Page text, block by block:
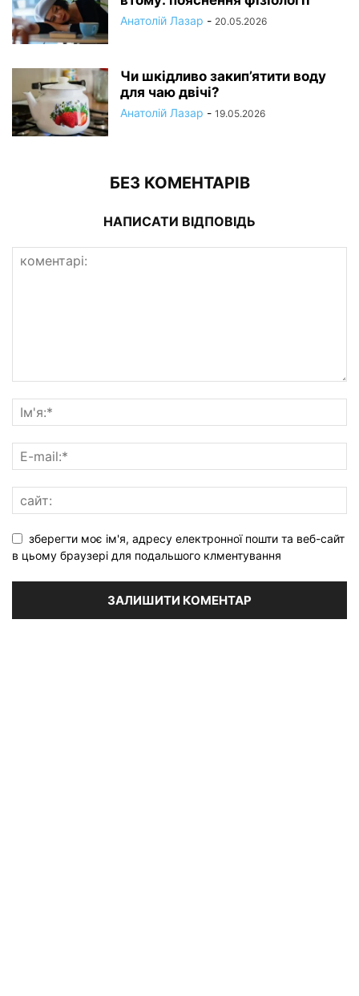
Анатолій Лазар - 20.05.2026
Чи шкідливо закип’ятити воду
для чаю двічі?
Анатолій Лазар - 19.05.2026
БЕЗ КОМЕНТАРІВ
НАПИСАТИ ВІДПОВІДЬ
зберегти моє ім'я, адресу електронної пошти та веб-сайт
в цьому браузері для подальшого клментування